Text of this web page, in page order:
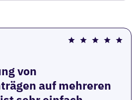
von
auf mehreren